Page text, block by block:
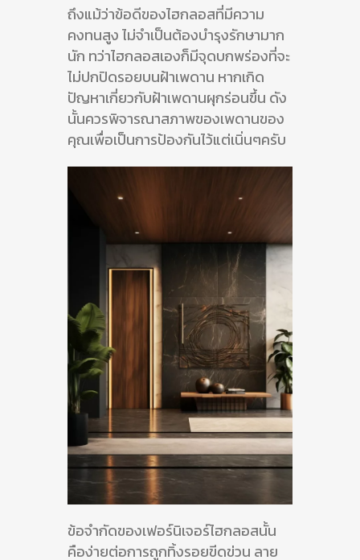
ถึงแม้ว่าข้อดีของไฮกลอสที่มีความ
คงทนสูง ไม่จำเป็นต้องบำรุงรักษามาก
นัก ทว่าไฮกลอสเองก็มีจุดบกพร่องที่จะ
ไม่ปกปิดรอยบนฝ้าเพดาน หากเกิด
ปัญหาเกี่ยวกับฝ้าเพดานผุกร่อนขึ้น ดัง
นั้นควรพิจารณาสภาพของเพดานของ
คุณเพื่อเป็นการป้องกันไว้แต่เนิ่นๆครับ
ข้อจำกัดของเฟอร์นิเจอร์ไฮกลอสนั้น
คือง่ายต่อการถูกทิ้งรอยขีดข่วน ลาย